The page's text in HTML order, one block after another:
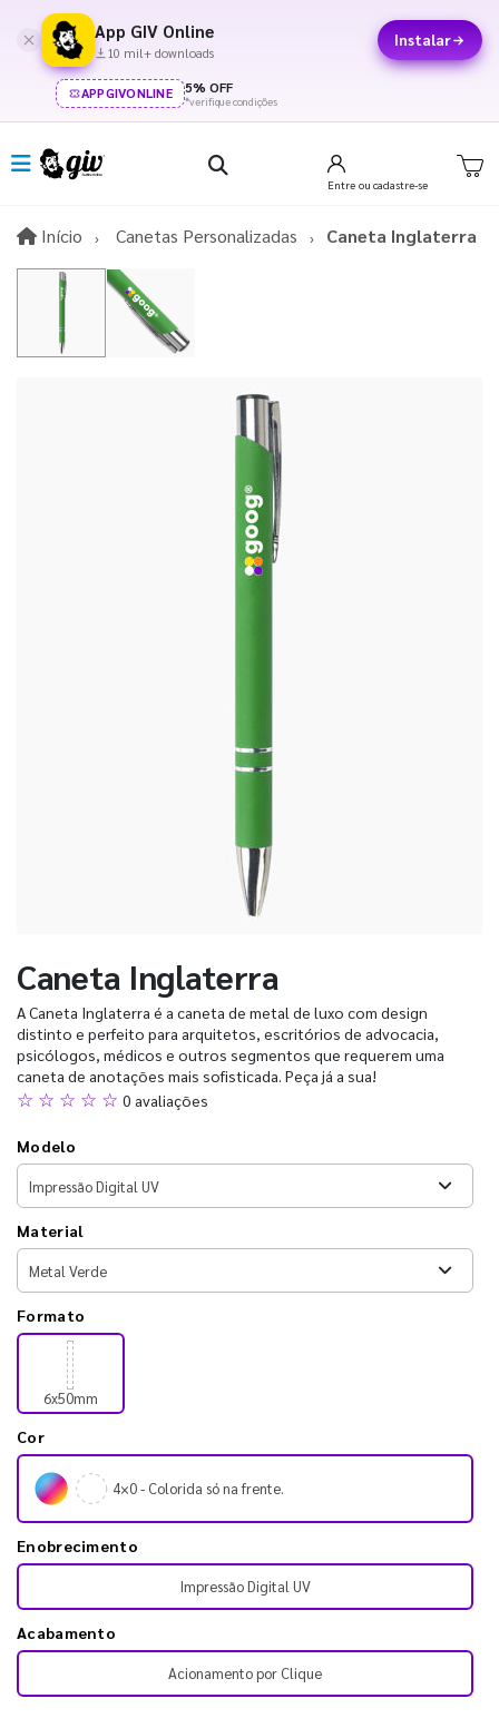
App GIV Online
10 mil+ downloads
Instalar
APPGIVONLINE 5% OFF
*verifique condições
Entre ou cadastre-se
Início InícioCanetas Personalizadas Caneta Inglaterra
Caneta Inglaterra
A Caneta Inglaterra é a caneta de metal de luxo com design
distinto e perfeito para arquitetos, escritórios de advocacia,
psicólogos, médicos e outros segmentos que requerem uma
caneta de anotações mais sofisticada. Peça já a sua!
☆ ☆ ☆ ☆ ☆ 0 avaliações
Modelo
Material
Formato
6x50mm
Cor
4×0 - Colorida só na frente.
Enobrecimento
Impressão Digital UV
Acabamento
Acionamento por Clique